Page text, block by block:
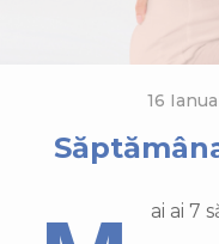
16
Mai ai